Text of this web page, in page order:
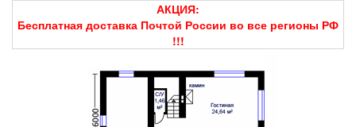
АКЦИЯ:
Бесплатная доставка Почтой России во все регионы РФ
!!!